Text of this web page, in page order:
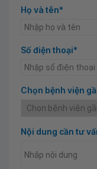
Họ và tên*
Số điện thoại*
Chọn bệnh viện
Nội dung cần tư